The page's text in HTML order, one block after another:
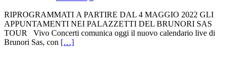
RIPROGRAMMATI A PARTIRE DAL 4 MAGGIO 2022 GLI
APPUNTAMENTI NEI PALAZZETTI DEL BRUNORI SAS
TOUR Vivo Concerti comunica oggi il nuovo calendario live di
Brunori Sas, con […]